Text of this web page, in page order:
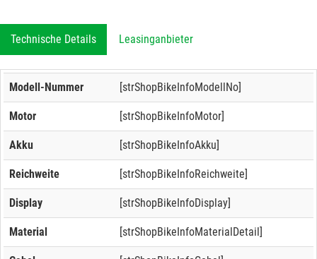
Technische Details Leasinganbieter
Modell-Nummer [strShopBikeInfoModellNo]
Motor [strShopBikeInfoMotor]
Akku [strShopBikeInfoAkku]
Reichweite [strShopBikeInfoReichweite]
Display [strShopBikeInfoDisplay]
Material [strShopBikeInfoMaterialDetail]